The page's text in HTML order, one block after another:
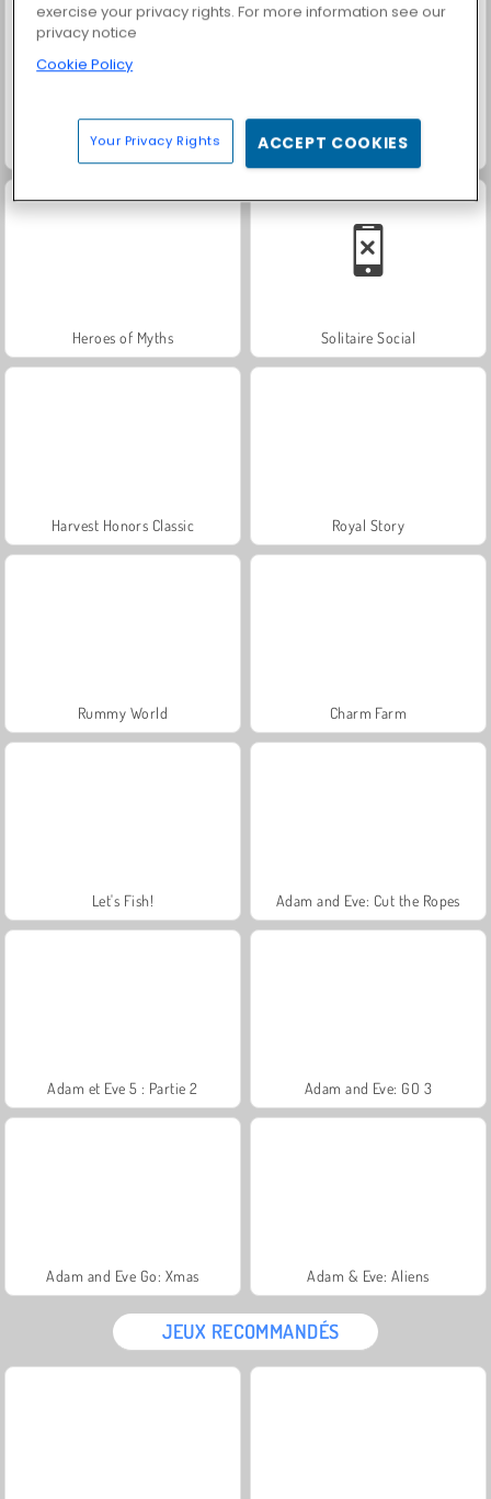
Farm Merge Valley
Heroes of Myths Solitaire Social
Harvest Honors Classic Royal Story
Rummy World Charm Farm
Let's Fish! Adam and Eve: Cut the Ropes
Adam et Eve 5 : Partie 2 Adam and Eve: GO 3
Adam and Eve Go: Xmas Adam & Eve: Aliens
JEUX RECOMMANDÉS
exercise your privacy rights. For more information see our
privacy notice
Cookie Policy
Your Privacy Rights ACCEPT COOKIES